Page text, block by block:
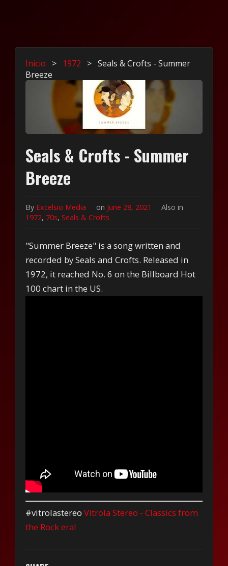
Inicio > 1972 > Seals & Crofts - Summer
Breeze
Seals & Crofts - Summer
Breeze
By Excelsio Media on June 28, 2021
Also in
1972, 70s,Seals & Crofts
"Summer Breeze" is a song written and
recorded by Seals and Crofts. Released in
1972, it reached No. 6 on the Billboard Hot
100 chart in the US.
#vitrolastereoVitrola Stereo - Classics from
the Rock era!